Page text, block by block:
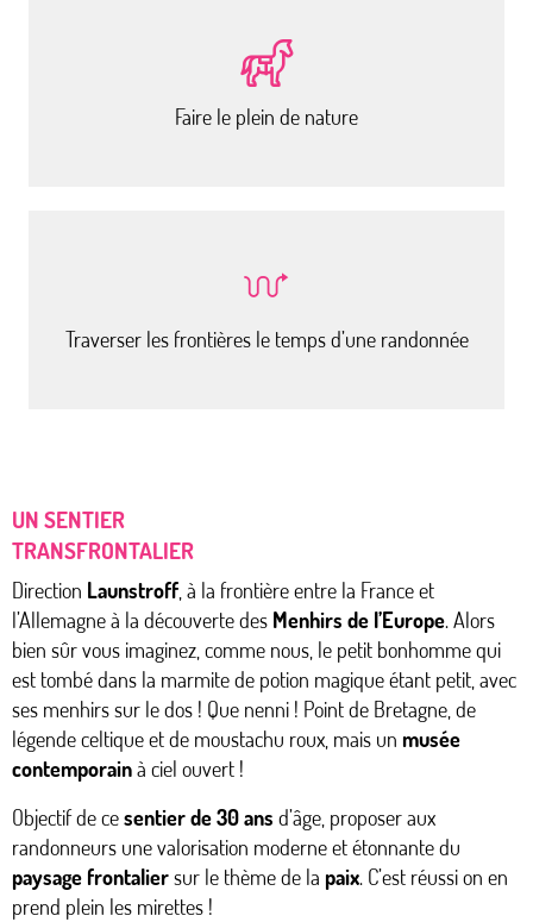
Faire le plein de nature
Traverser les frontières le temps d’une randonnée
UN SENTIER
TRANSFRONTALIER
Direction Launstroff , à la frontière entre la France et
l’Allemagne à la découverte des Menhirs de l’Europe. Alors
bien sûr vous imaginez, comme nous, le petit bonhomme qui
est tombé dans la marmite de potion magique étant petit, avec
ses menhirs sur le dos ! Que nenni ! Point de Bretagne, de
légende celtique et de moustachu roux, mais un musée
contemporainà ciel ouvert !
Objectif de cesentier de 30 ans d’âge, proposer aux
randonneurs une valorisation moderne et étonnante du
paysage frontaliersur le thème de la paix. C’est réussi on en
prend plein les mirettes !